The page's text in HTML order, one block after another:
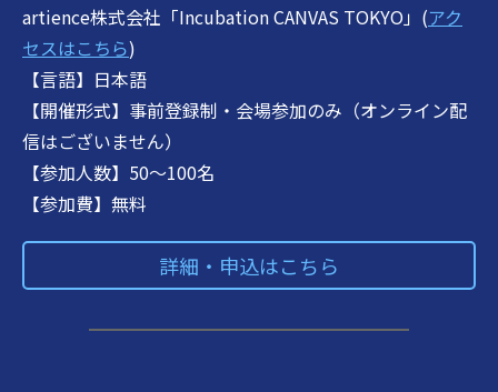
artience株式会社「Incubation CANVAS TOKYO」(アク
セスはこちら)
【言語】日本語
【開催形式】事前登録制・会場参加のみ（オンライン配
信はございません）
【参加人数】50～100名
【参加費】無料
詳細・申込はこちら